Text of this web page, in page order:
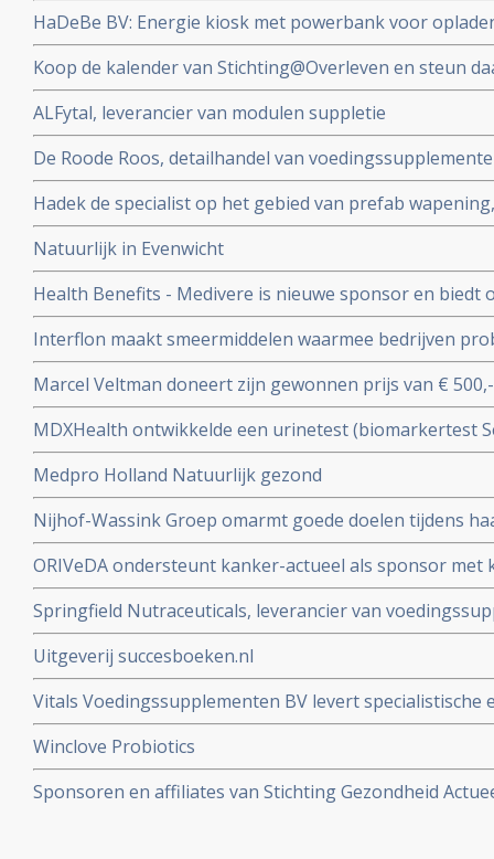
HaDeBe BV: Energie kiosk met powerbank voor
geven van presentaties bv tegen kleine vergoeding is
Koop de kalender van Stichting@Overleven en steun
beurt al heel veel mensen en gezinnen hebben
ALFytal, leverancier van modulen suppletie
De Roode Roos, detailhandel van
producenten
Hadek de specialist op het gebied van prefab
funderingsherstel, utiliteits- en woningbouw, weg- en
compleet betonwerk.
Natuurlijk in Evenwicht
Health Benefits - Medivere is nieuwe sponsor en biedt
testen tegen betaalbare prijzen
Interflon maakt smeermiddelen waarmee bedrijven
besparen
Marcel Veltman doneert zijn gewonnen prijs van €
actueel.
MDXHealth ontwikkelde een urinetest (biomarkertest
verhoogde PSA gerelateerd is aan prostaatkanker en
prostaatkanker blijkt te zijn
Medpro Holland Natuurlijk gezond
Nijhof-Wassink Groep omarmt goede doelen tijdens
bedrag op voor kanker-actueel
ORIVeDA ondersteunt kanker-actueel als sponsor
medicinale paddenstoelen voor onze donateurs
Springfield Nutraceuticals, leverancier van
Uitgeverij succesboeken.nl
Vitals Voedingssupplementen BV levert specialistische
voedingssupplementen
Winclove Probiotics
Sponsoren en affiliates van Stichting Gezondheid